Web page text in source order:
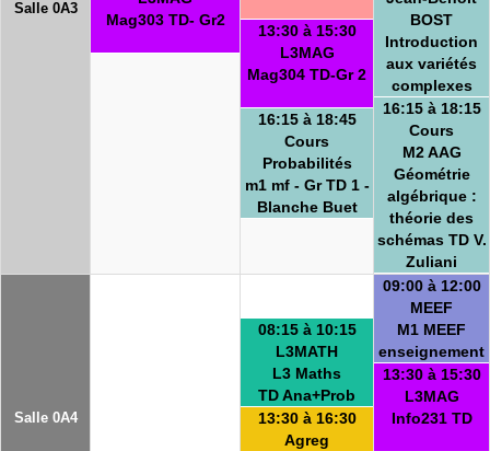
Salle 0A3
Mag303 TD- Gr2
13:30 à 15:30
L3MAG
Mag304 TD-Gr 2
16:15 à 18:45
Cours
Probabilités
m1 mf - Gr TD 1 -
Blanche Buet
BOST
Introduction
aux variétés
complexes
16:15 à 18:15
Cours
M2 AAG
Géométrie
algébrique :
théorie des
schémas TD V.
Zuliani
Salle 0A4
08:15 à 10:15
L3MATH
L3 Maths
TD Ana+Prob
13:30 à 16:30
Agreg
09:00 à 12:00
MEEF
M1 MEEF
enseignement
13:30 à 15:30
L3MAG
Info231 TD